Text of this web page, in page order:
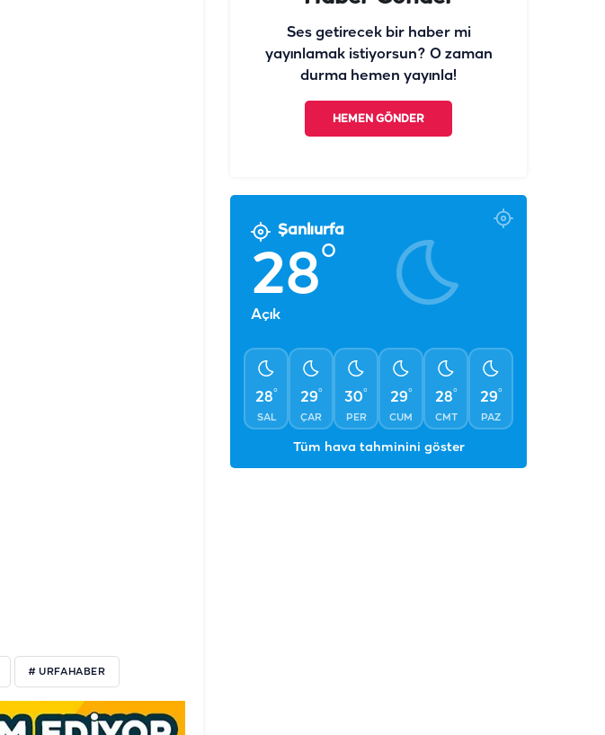
# URFAHABER
Ses getirecek bir haber mi
yayınlamak istiyorsun? O zaman
durma hemen yayınla!
HEMEN GÖNDER
Şanlıurfa
28°
Açık
28°
SAL
29°
ÇAR
30°
PER
29°
CUM
28°
CMT
29°
PAZ
Tüm hava tahminini göster